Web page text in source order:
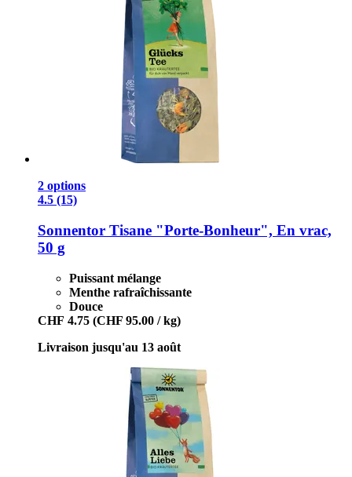
2 options
4.5 (15)
Sonnentor Tisane "Porte-​Bonheur", En vrac,
50 g
Puissant mélange
Menthe rafraîchissante
Douce
CHF 4.75 (CHF 95.00 / kg)
Livraison jusqu'au 13 août